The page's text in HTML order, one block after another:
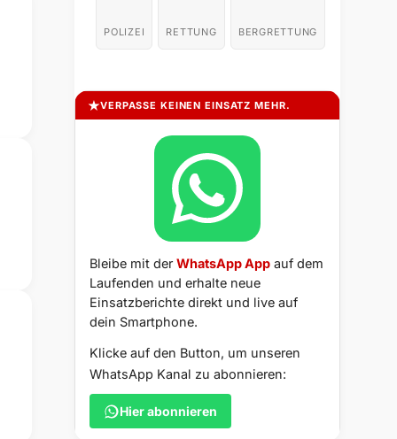
POLIZEI RETTUNG BERGRETTUNG
VERPASSE KEINEN EINSATZ MEHR.
Bleibe mit derWhatsApp App auf dem
Laufenden und erhalte neue
Einsatzberichte direkt und live auf
dein Smartphone.
Klicke auf den Button, um unseren
WhatsApp Kanal zu abonnieren:
Hier abonnieren